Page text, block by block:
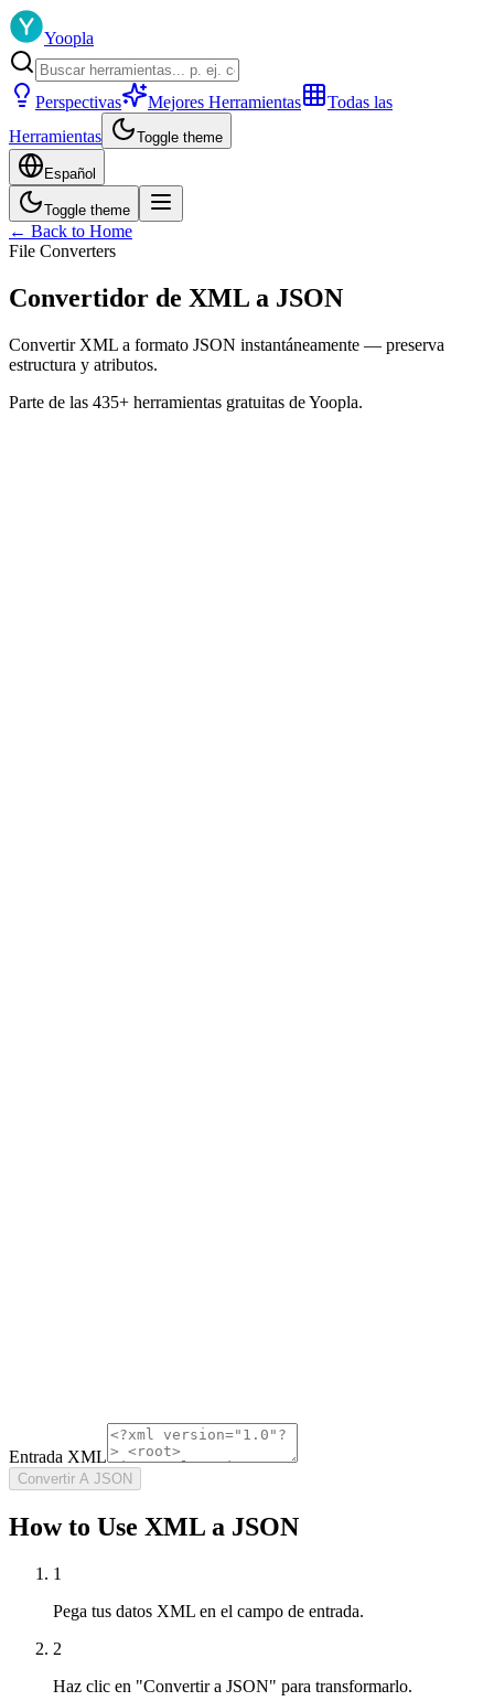
Yoopla
Perspectivas Mejores Herramientas
Todas las
Herramientas
Toggle theme
Español
Toggle theme
← Back to Home
File Converters
Convertidor de XML a JSON
Convertir XML a formato JSON instantáneamente — preserva
estructura y atributos.
Parte de las 435+ herramientas gratuitas de Yoopla.
Entrada XML
Convertir A JSON
How to Use XML a JSON
1
Pega tus datos XML en el campo de entrada.
2
Haz clic en "Convertir a JSON" para transformarlo.